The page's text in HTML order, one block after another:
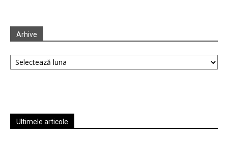
Arhive
Arhive
Ultimele articole